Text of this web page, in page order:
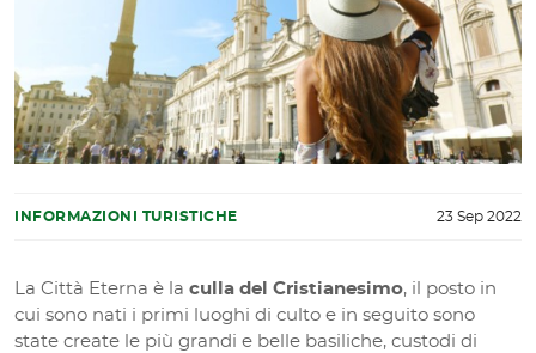
INFORMAZIONI TURISTICHE 23 Sep 2022
La Città Eterna è la culla del Cristianesimo, il posto in
cui sono nati i primi luoghi di culto e in seguito sono
state create le più grandi e belle basiliche, custodi di